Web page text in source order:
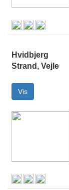
Hvidbjerg
Strand, Vejle